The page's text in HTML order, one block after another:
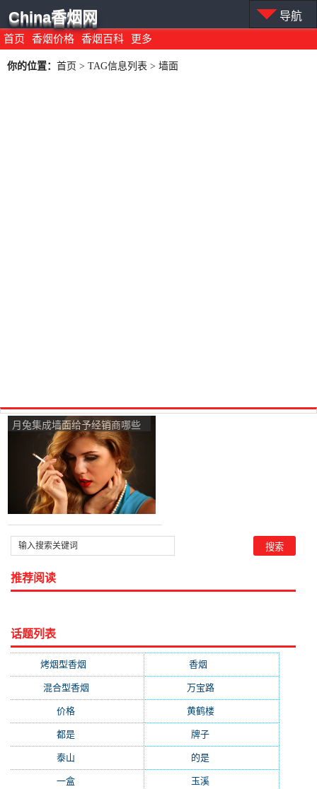
首页 香烟价格 香烟百科 更多
China香烟网 导航
你的位置： 首页 > TAG信息列表 > 墙面
月兔集成墙面给予经销商哪些
优惠政策啊？
推荐阅读
话题列表
烤烟型香烟 香烟
混合型香烟 万宝路(331)
价格 黄鹤楼(315)
都是 牌子
泰山 的是
一盒 玉溪